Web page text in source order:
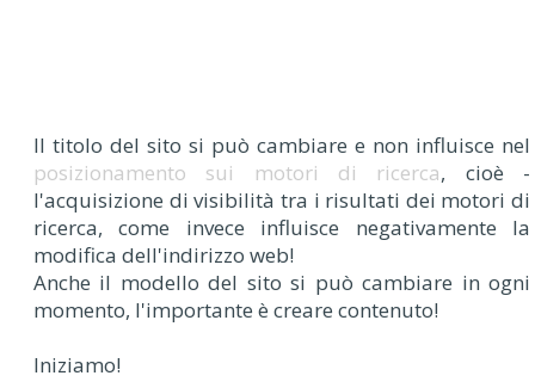
Il titolo del sito si può cambiare e non influisce nel
posizionamento sui motori di ricerca, cioè -
l'acquisizione di visibilità tra i risultati dei motori di
ricerca, come invece influisce negativamente la
modifica dell'indirizzo web!
Anche il modello del sito si può cambiare in ogni
momento, l'importante è creare contenuto!
Iniziamo!